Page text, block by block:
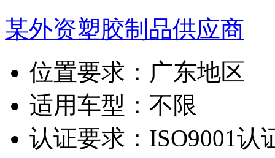
某外资塑胶制品供应商
位置要求： 广东地区
适用车型： 不限
认证要求： ISO9001认